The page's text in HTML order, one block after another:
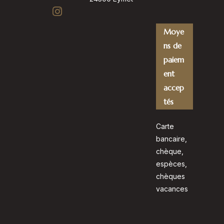
Moye
ns de
paiem
ent
accep
tés
Carte
bancaire,
chèque,
espèces,
chèques
vacances